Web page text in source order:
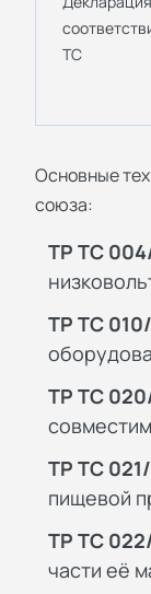
ТС
Основные
союза:
ТР ТС
ТР ТС
ТР ТС
ТР ТС 021/
пищевой
ТР ТС
части её